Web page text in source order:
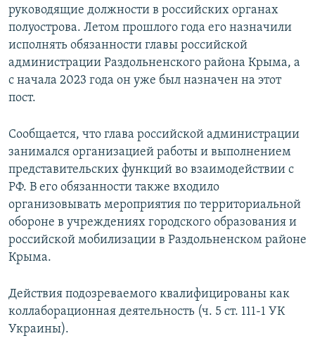
УКРАИНСКАЯ ПРОБЛЕМА КРЫМА
Все сайты RFE/RL
руководящие должности в российских органах
полуострова. Летом прошлого года его назначили
исполнять обязанности главы российской
администрации Раздольненского района Крыма, а
с начала 2023 года он уже был назначен на этот
пост.
Сообщается, что глава российской администрации
занимался организацией работы и выполнением
представительских функций во взаимодействии с
РФ. В его обязанности также входило
организовывать мероприятия по территориальной
обороне в учреждениях городского образования и
российской мобилизации в Раздольненском районе
Крыма.
Действия подозреваемого квалифицированы как
коллаборационная деятельность (ч. 5 ст. 111-1 УК
Украины).